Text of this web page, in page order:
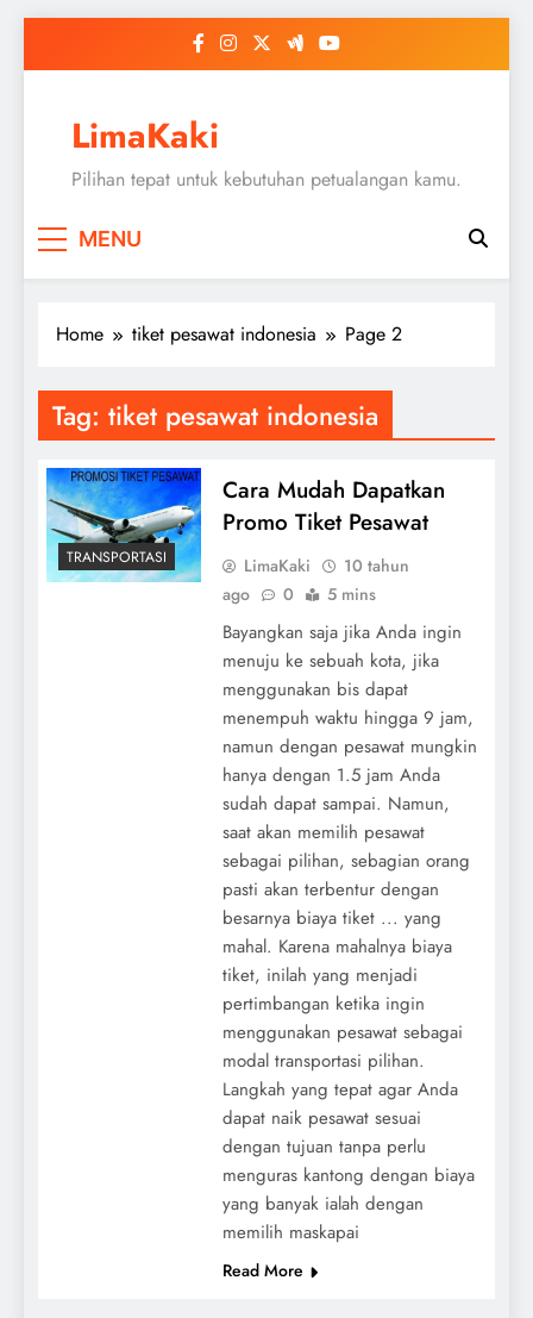
LimaKaki
Pilihan tepat untuk kebutuhan petualangan kamu.
MENU
Home tiket pesawat indonesia Page 2
Tag: tiket pesawat indonesia
TRANSPORTASI
Cara Mudah Dapatkan
Promo Tiket Pesawat
LimaKaki
10 tahun
ago
0 5 mins
Bayangkan saja jika Anda ingin
menuju ke sebuah kota, jika
menggunakan bis dapat
menempuh waktu hingga 9 jam,
namun dengan pesawat mungkin
hanya dengan 1.5 jam Anda
sudah dapat sampai. Namun,
saat akan memilih pesawat
sebagai pilihan, sebagian orang
pasti akan terbentur dengan
besarnya biaya tiket ... yang
mahal. Karena mahalnya biaya
tiket, inilah yang menjadi
pertimbangan ketika ingin
menggunakan pesawat sebagai
modal transportasi pilihan.
Langkah yang tepat agar Anda
dapat naik pesawat sesuai
dengan tujuan tanpa perlu
menguras kantong dengan biaya
yang banyak ialah dengan
memilih maskapai
Read More